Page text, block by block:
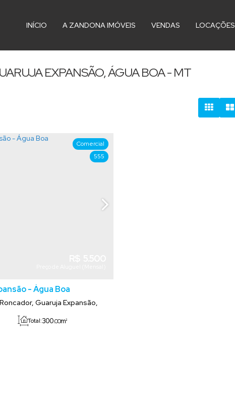
LOCAÇÕES
VENDAS
A ZANDONA IMÓVEIS
INÍCIO
EXPANSÃO, ÁGUA BOA - MT
555
Comercial
- Água Boa
, Guaruja Expansão,
Total:300.00m²